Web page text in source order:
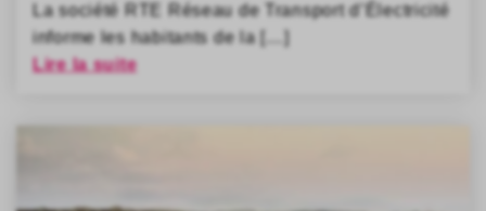
La société RTE Réseau de Transport d’Électricité
informe les habitants de la […]
Lire la suite